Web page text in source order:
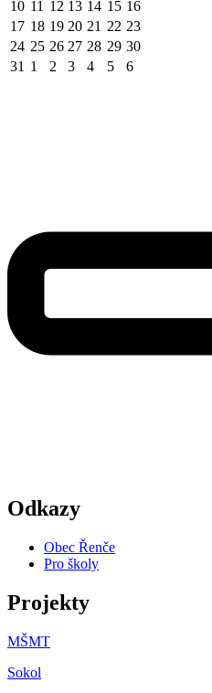
10 11 12 13 14 15 16
17 18 19 20 21 22 23
24 25 26 27 28 29 30
31 1 2 3 4 5 6
Odkazy
Obec Řenče
Pro školy
Projekty
MŠMT
Sokol